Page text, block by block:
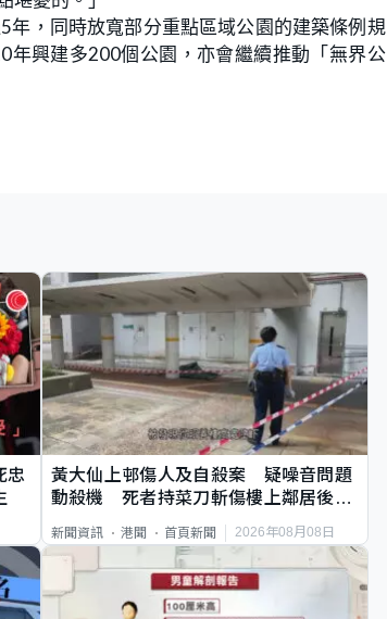
，同時放寬部分重點區域公園的建築條例規
年興建多200個公園，亦會繼續推動「無界公
忠
黃大仙上邨傷人及自殺案 疑噪音問題
動殺機 死者持菜刀斬傷樓上鄰居後墮
新聞資訊 港聞 首頁新聞 2026年08月08日